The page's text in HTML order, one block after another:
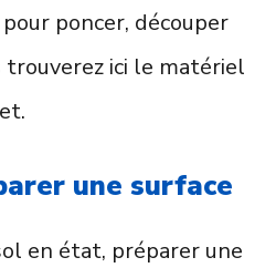
poncer, découper
trouverez ici le matériel
une surface
en état, préparer une